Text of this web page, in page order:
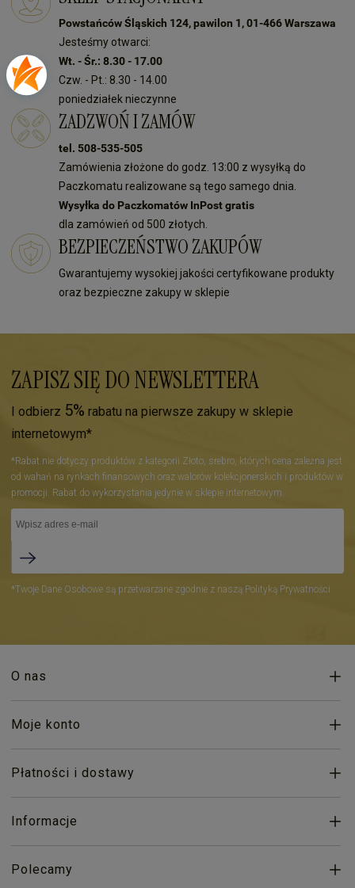
Powstańców Śląskich 124, pawilon 1, 01-466 Warszawa
Jesteśmy otwarci:
Wt. - Śr.: 8.30 - 17.00
Czw. - Pt.: 8.30 - 14.00
poniedziałek nieczynne
ZADZWOŃ I ZAMÓW
tel. 508-535-505
Zamówienia złożone do godz. 13:00 z wysyłką do
Paczkomatu realizowane są tego samego dnia.
Wysyłka do Paczkomatów InPost gratis
dla zamówień od 500 złotych.
BEZPIECZEŃSTWO ZAKUPÓW
Gwarantujemy wysokiej jakości certyfikowane produkty
oraz bezpieczne zakupy w sklepie
ZAPISZ SIĘ DO NEWSLETTERA
I odbierz 5% rabatu na pierwsze zakupy w sklepie
internetowym*
*Rabat nie dotyczy produktów z kategorii Złoto, srebro, których cena zależna jest
od wahań na rynkach finansowych oraz walorów kolekcjonerskich i produktów w
promocji. Rabat do wykorzystania jedynie w sklepie internetowym.
*Twoje Dane Osobowe są przetwarzane zgodnie z naszą Polityką Prywatności.
O nas
Moje konto
Płatności i dostawy
Informacje
Polecamy